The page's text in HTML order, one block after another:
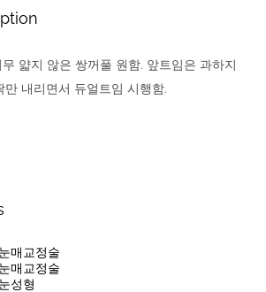
얇지 않은 쌍꺼풀 원함. 앞트임은 과하지
만 내리면서 듀얼트임 시행함.
눈매교정술
눈매교정술
눈성형